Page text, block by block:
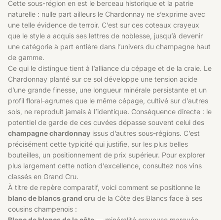
Cette sous-région en est le berceau historique et la patrie
naturelle : nulle part ailleurs le Chardonnay ne s’exprime avec
une telle évidence de terroir. C’est sur ces coteaux crayeux
que le style a acquis ses lettres de noblesse, jusqu’à devenir
une catégorie à part entière dans l’univers du champagne haut
de gamme.
Ce qui le distingue tient à l’alliance du cépage et de la craie. Le
Chardonnay planté sur ce sol développe une tension acide
d’une grande finesse, une longueur minérale persistante et un
profil floral-agrumes que le même cépage, cultivé sur d’autres
sols, ne reproduit jamais à l’identique. Conséquence directe : le
potentiel de garde de ces cuvées dépasse souvent celui des
champagne chardonnay issus d’autres sous-régions. C’est
précisément cette typicité qui justifie, sur les plus belles
bouteilles, un positionnement de prix supérieur. Pour explorer
plus largement cette notion d’excellence, consultez nos vins
classés en Grand Cru.
À titre de repère comparatif, voici comment se positionne le
blanc de blancs grand cru de la Côte des Blancs face à ses
cousins champenois :